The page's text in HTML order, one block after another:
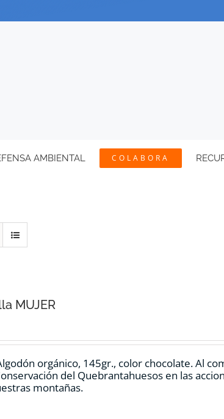
AMBIENTAL COLABORA
MUJER
orgánico, 145gr., color chocolate. Al
del Quebrantahuesos en las
montañas.